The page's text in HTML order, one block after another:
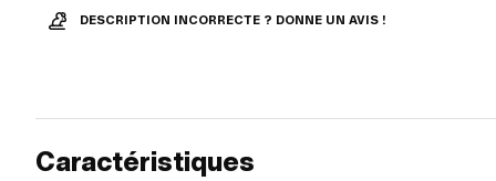
DESCRIPTION INCORRECTE ? DONNE UN AVIS !
Caractéristiques